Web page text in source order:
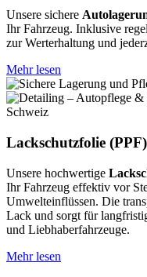
Unsere sichere
Ihr Fahrzeug. Inklusive
zur Werterhaltung und
Mehr lesen
Lackschutzfolie (PPF)
Unsere hochwertige
Ihr Fahrzeug effektiv vor
Umwelteinflüssen. Die
Lack und sorgt für
und Liebhaberfahrzeuge.
Mehr lesen